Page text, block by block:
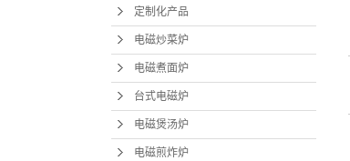
定制化产品
电磁炒菜炉
电磁煮面炉
台式电磁炉
电磁煲汤炉
电磁煎炸炉